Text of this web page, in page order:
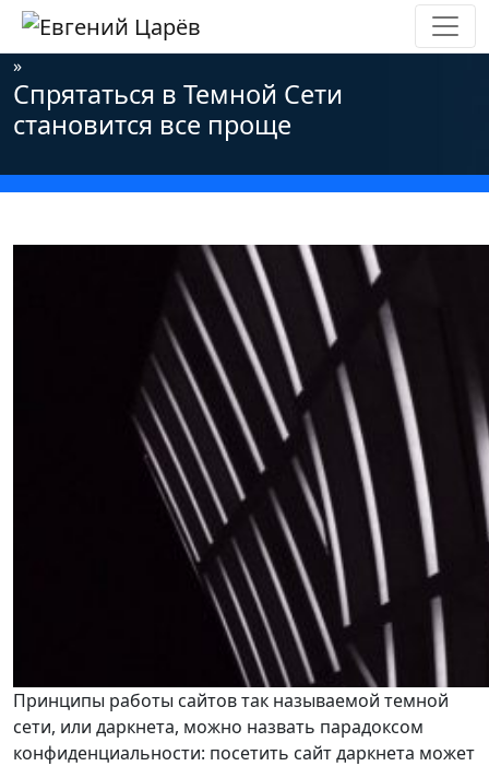
Главная»Новости»Информационная безопасность
»
Спрятаться в Темной Сети
становится все проще
Принципы работы сайтов так называемой темной
сети, или даркнета, можно назвать парадоксом
конфиденциальности: посетить сайт даркнета может